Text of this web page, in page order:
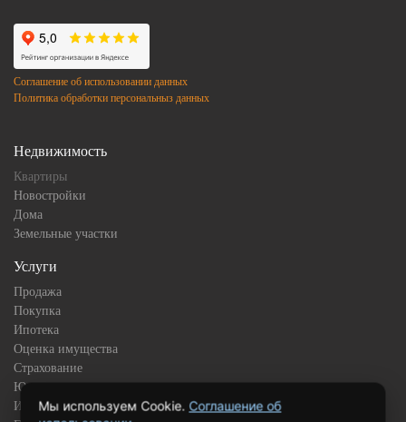
Соглашение об использовании данных
Политика обработки персональныз данных
Недвижимость
Квартиры
Новостройки
Дома
Земельные участки
Услуги
Продажа
Покупка
Ипотека
Оценка имущества
Страхование
Юридическое сопровождение
Инвестиционная недвижимость
Мы используем Cookie. Соглашение об